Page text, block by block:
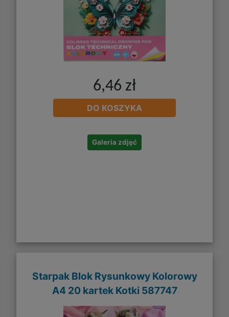
6,46 zł
DO KOSZYKA
Galeria zdjęć
Starpak Blok Rysunkowy Kolorowy
A4 20 kartek Kotki 587747